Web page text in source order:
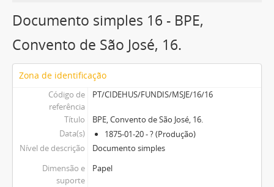
Documento simples 16 - BPE,
Convento de São José, 16.
Zona de identificação
Código de
referência
PT/CIDEHUS/FUNDIS/MSJE/16/16
Título
BPE, Convento de São José, 16.
Data(s)
1875-01-20 - ? (Produção)
Nível de descrição
Documento simples
Dimensão e
suporte
Papel